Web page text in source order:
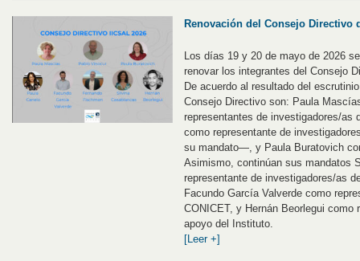
Renovación del Consejo Directivo
Los días 19 y 20 de mayo de 2026
renovar los integrantes del Consejo
De acuerdo al resultado del
Consejo Directivo son: Paula
representantes de investigadores/as
como representante de
su mandato―, y Paula Buratovich
Asimismo, continúan sus mandatos
representante de investigadores/as
Facundo García Valverde como
CONICET, y Hernán Beorlegui como
apoyo del Instituto.
[Leer +]